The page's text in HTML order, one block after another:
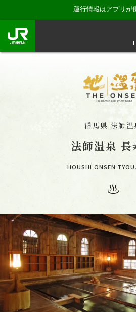
運行情報はアプリが
「地・温泉」が特別な理由
「地・温泉」の湯守たち・お
群馬県 法師温
法師温泉 長
HOUSHI ONSEN